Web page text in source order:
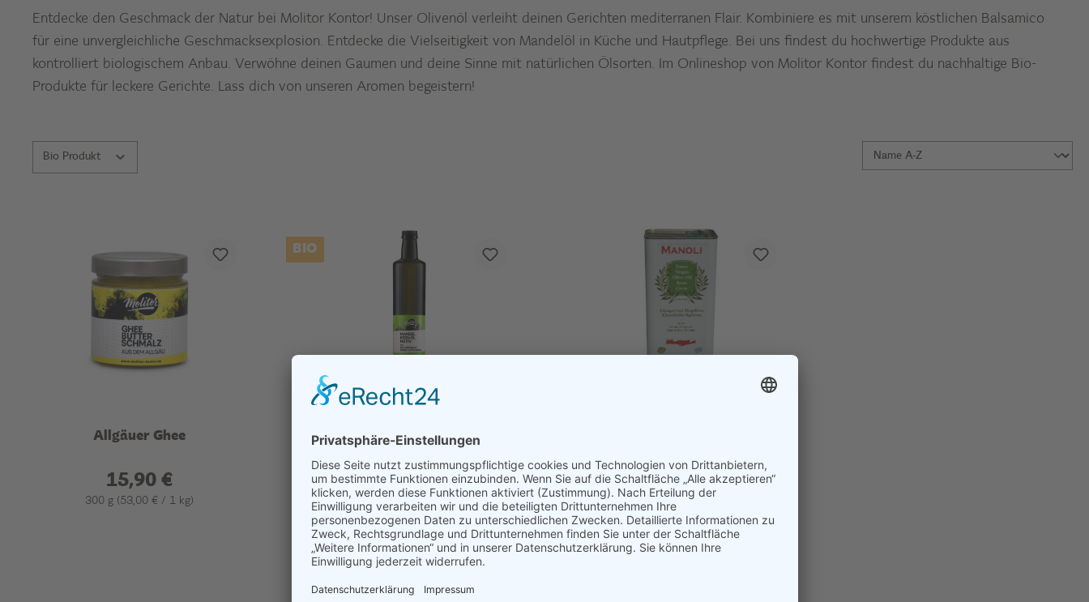
Entdecke den Geschmack der Natur bei Molitor Kontor! Unser Olivenöl verleiht deinen Gerichten mediterranen Flair. Kombiniere es mit unserem köstlichen Balsamico
für eine unvergleichliche Geschmacksexplosion. Entdecke die Vielseitigkeit von Mandelöl in Küche und Hautpflege. Bei uns findest du hochwertige Produkte aus
kontrolliert biologischem Anbau. Verwöhne deinen Gaumen und deine Sinne mit natürlichen Ölsorten. Im Onlineshop von Molitor Kontor findest du nachhaltige Bio-
Produkte für leckere Gerichte. Lass dich von unseren Aromen begeistern!
Bio Produkt
Allgäuer Ghee
15,90 €
300 g (53,00 € / 1 kg)
BIO
Mandelöl Bio nativ | kaltgepresst
24,90 €
Details
89,50 €
Details